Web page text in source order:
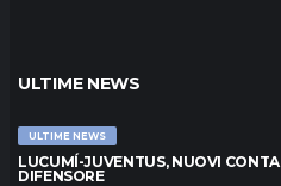
ULTIME NEWS
ULTIME NEWS
LUCUMÍ-JUVENTUS, NUOVI
DIFENSORE